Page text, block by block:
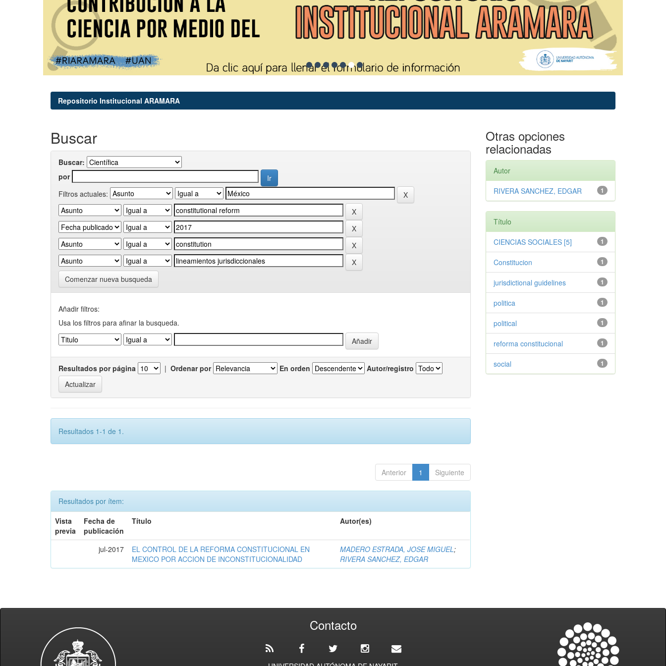
Repositorio Institucional ARAMARA
Buscar
Buscar:
por
Filtros actuales:
Comenzar nueva busqueda
Añadir filtros:
Usa los filtros para afinar la busqueda.
Resultados por página | Ordenar por En orden Autor/registro
Resultados 1-1 de 1.
Anterior 1 Siguiente
Resultados por ítem:
Vista
previa
Fecha de
publicación
Título Autor(es)
jul-2017
EL CONTROL DE LA REFORMA CONSTITUCIONAL EN
MEXICO POR ACCION DE INCONSTITUCIONALIDAD
MADERO ESTRADA, JOSE MIGUEL;
RIVERA SANCHEZ, EDGAR
Otras opciones
relacionadas
Autor
1
RIVERA SANCHEZ, EDGAR
Título
1
CIENCIAS SOCIALES [5]
1
Constitucion
1
jurisdictional guidelines
1
politica
1
political
1
reforma constitucional
1
social
Contacto